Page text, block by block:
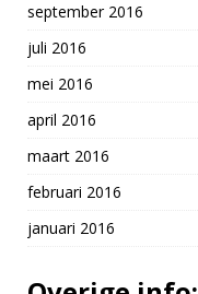
september 2016
juli 2016
mei 2016
april 2016
maart 2016
februari 2016
januari 2016